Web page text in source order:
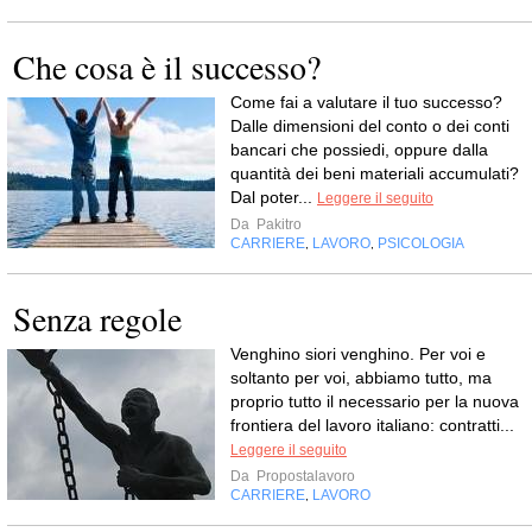
Che cosa è il successo?
Come fai a valutare il tuo successo?
Dalle dimensioni del conto o dei conti
bancari che possiedi, oppure dalla
quantità dei beni materiali accumulati?
Dal poter...
Leggere il seguito
Da Pakitro
CARRIERE LAVORO PSICOLOGIA
Senza regole
Venghino siori venghino. Per voi e
soltanto per voi, abbiamo tutto, ma
proprio tutto il necessario per la nuova
frontiera del lavoro italiano: contratti...
Leggere il seguito
Da Propostalavoro
CARRIERE LAVORO